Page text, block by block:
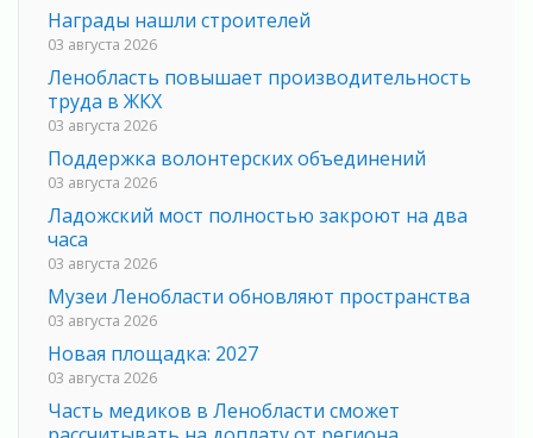
Награды нашли строителей
03 августа 2026
Ленобласть повышает производительность
труда в ЖКХ
03 августа 2026
Поддержка волонтерских объединений
03 августа 2026
Ладожский мост полностью закроют на два
часа
03 августа 2026
Музеи Ленобласти обновляют пространства
03 августа 2026
Новая площадка: 2027
03 августа 2026
Часть медиков в Ленобласти сможет